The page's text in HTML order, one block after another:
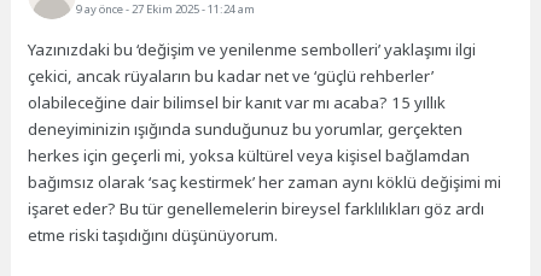
9 ay önce- 27 Ekim 2025 - 11:24 am
Yazınızdaki bu ‘değişim ve yenilenme sembolleri’ yaklaşımı ilgi
çekici, ancak rüyaların bu kadar net ve ‘güçlü rehberler’
olabileceğine dair bilimsel bir kanıt var mı acaba? 15 yıllık
deneyiminizin ışığında sunduğunuz bu yorumlar, gerçekten
herkes için geçerli mi, yoksa kültürel veya kişisel bağlamdan
bağımsız olarak ‘saç kestirmek’ her zaman aynı köklü değişimi mi
işaret eder? Bu tür genellemelerin bireysel farklılıkları göz ardı
etme riski taşıdığını düşünüyorum.